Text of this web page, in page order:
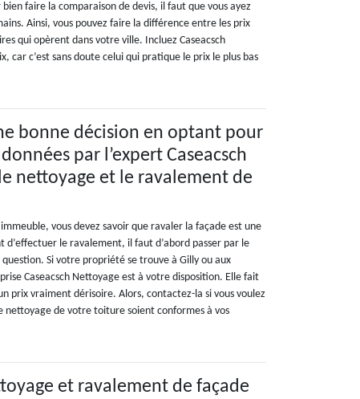
faire la comparaison de devis, il faut que vous ayez
Ainsi, vous pouvez faire la différence entre les prix
qui opèrent dans votre ville. Incluez Caseacsch
car c’est sans doute celui qui pratique le prix le plus bas
bonne décision en optant pour
par l’expert Caseacsch
nettoyage et le ravalement de
immeuble, vous devez savoir que ravaler la façade est une
d’effectuer le ravalement, il faut d’abord passer par le
Si votre propriété se trouve à Gilly ou aux
Caseacsch Nettoyage est à votre disposition. Elle fait
prix vraiment dérisoire. Alors, contactez-la si vous voulez
nettoyage de votre toiture soient conformes à vos
et ravalement de façade